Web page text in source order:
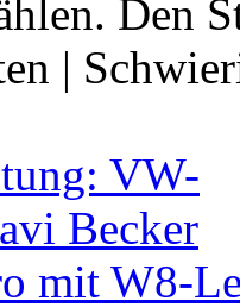
Den
|